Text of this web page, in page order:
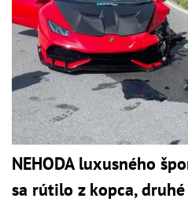
NEHODA luxusného
sa rútilo z kopca,